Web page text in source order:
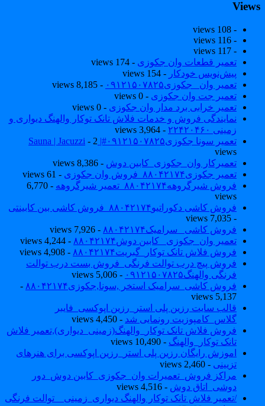
- 108 views
- 116 views
- 117 views
تعمیر قطعات وان جکوزی - 174 views
پیش‌نویس خودکار- 154 views
تعمیر وان _جکوزی۰۹۱۲۱۵۰۷۸۲۵
- 8,185 views
تعمیر جت وان جکوزی - 0 views
تعمیر خرابی برد مدار وان جکوزی - 0 views
نمایندگی فروش و خدمات فلاش تانک توکار والهنگ دیواری و
زمینی ۲۲۴۲۰۴۶۰
- 3,964 views
تعمیر سونا جکوزی۰۹۱۲۱۵۰۷۸۲۵#| Sauna | Jacuzzi
- 2
views
تعمیرکار وان_جکوزی_کابین دوش- 8,386 views
تعمیر جکوزی۸۸۰۴۲۱۷۴_فروش وان جکوزی
- 61 views
فروش شیرگروهه۸۸۰۴۲۱۷۴_تعمیر شیرگروهه
- 6,770
views
فروش کاشی دکوراتیو۸۸۰۴۲۱۷۴_فروش کاشی بین کابینتی
فروش کاشی _سرامیک۸۸۰۴۲۱۷۴
- 7,926 views
تعمیر وان_جکوزی_ کابین دوش۸۸۰۴۲۱۷۴
- 4,244 views
فروش فلاش تانک توکار_گبریت۸۸۰۴۲۱۷۴
- 4,908 views
فروش پیچ درب توالت فرنگی_فروش بست درب توالت
فرنگی والهنگ۰۹۱۲۱۵۰۷۸۲۵
- 5,006 views
فروش کاشی_سرامیک استخر ,سونا,جکوزی۸۸۰۴۲۱۷۴
-
5,137 views
قالب سایت رزین پلی استر_رزین اپوکسی_فایبر
گلاس_کامپوزیت رونمایی شد- 4,450 views
فروش فلاش تانک توکار_والهنگ(زمینی_دیواری),تعمیر فلاش
تانک توکار_والهنگ- 10,490 views
اموزش رایگان رزین پلی استر_رزین اپوکسی برای هنرهای
تزیینی- 2,460 views
مراکز فروش_تعمیرات وان_جکوزی_کابین دوش_دور
دوشی_اتاق دوش- 4,516 views
/تعمیر فلاش تانک توکار والهنگ دیواری_زمینی _ توالت فرنگی